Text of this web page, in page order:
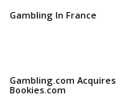
Gambling In France
Gambling.com Acquires
Bookies.com